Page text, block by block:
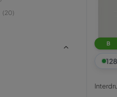
20
B
128